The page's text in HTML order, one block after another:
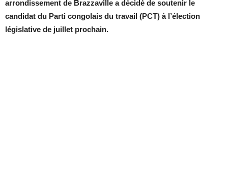
arrondissement de Brazzaville a décidé de soutenir le
candidat du Parti congolais du travail (PCT) à l’élection
législative de juillet prochain.